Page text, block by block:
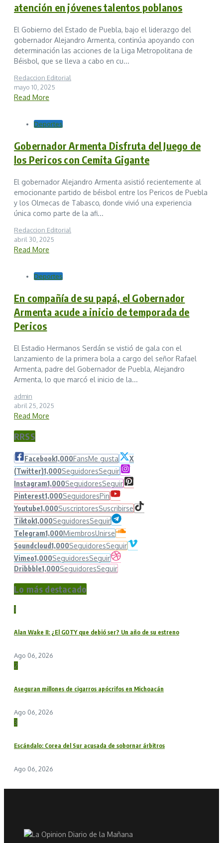
atención en jóvenes talentos poblanos
El Gobierno del Estado de Puebla, bajo el liderazgo del
gobernador Alejandro Armenta, continúa apoyando con
determinación las acciones de la Liga Metropolitana de
Béisbol, que se lleva a cabo en cu...
Redaccion Editorial
mayo 10, 2025
Read More
Deportes
Gobernador Armenta Disfruta del Juego de
los Pericos con Cemita Gigante
El gobernador Alejandro Armenta asistió recientemente al
emocionante partido de béisbol entre los Pericos de Puebla
y los Olmecas de Tabasco, donde vivió una experiencia
única como parte de la afi...
Redaccion Editorial
abril 30, 2025
Read More
Deportes
En compañía de su papá, el Gobernador
Armenta acude a inicio de temporada de
Pericos
El Estadio Hermanos Serdán se vistió de gala con el
lanzamiento de la primera bola a cargo del señor Rafael
Armenta, padre del Gobernador de Puebla, Alejandro
Armenta, lo que marcó el inicio de la...
admin
abril 25, 2025
Read More
RRSS
Facebook1,000FansMe gusta
X
(Twitter)1,000SeguidoresSeguir
Instagram1,000SeguidoresSeguir
Pinterest1,000SeguidoresPin
Youtube1,000SuscriptoresSuscribirse
Tiktok1,000SeguidoresSeguir
Telegram1,000MiembrosUnirse
Soundcloud1,000SeguidoresSeguir
Vimeo1,000SeguidoresSeguir
Dribbble1,000SeguidoresSeguir
Lo más destacado
1
Alan Wake II: ¿El GOTY que debió ser? Un año de su estreno
Ago 06, 2026
2
Aseguran millones de cigarros apócrifos en Michoacán
Ago 06, 2026
3
Escándalo: Corea del Sur acusada de sobornar árbitros
Ago 06, 2026